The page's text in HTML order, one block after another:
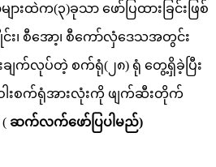
ားထဲက(၃)ခုသာ ဖော်ပြထားခြင်းဖြစ်
း၊ စီအော့၊ စီကော်လှံဒေသအတွင်း
ချက်လုပ်တဲ့ စက်ရုံ(၂၈) ရုံ တွေ့ရှိခဲ့ပြီး
ါးစက်ရုံအားလုံးကို ဖျက်ဆီးတိုက်
ဆက်လက်ဖော်ပြပါမည်)